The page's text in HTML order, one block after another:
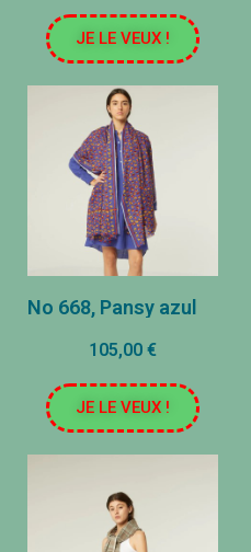
JE LE VEUX !
No 668, Pansy azul
105,00 €
JE LE VEUX !